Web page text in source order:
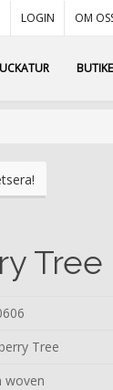
LOGIN OM
Tree
Tree
woven